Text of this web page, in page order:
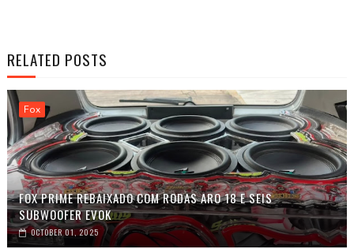
RELATED POSTS
Fox
FOX PRIME REBAIXADO COM RODAS ARO 18 E SEIS
SUBWOOFER EVOK
OCTOBER 01, 2025